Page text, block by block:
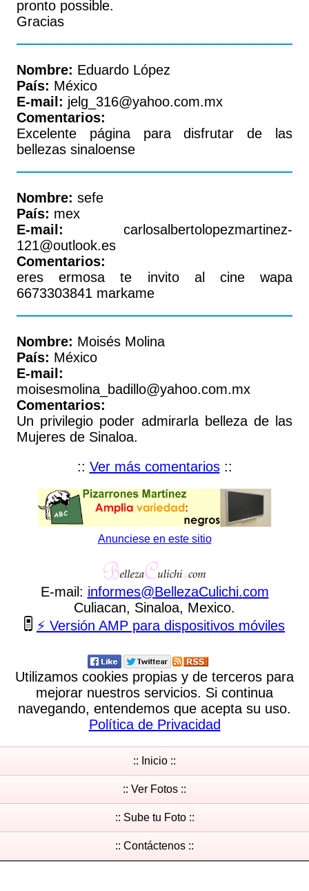
pronto possible.
Gracias
Nombre: Eduardo López
País: México
E-mail: jelg_316@yahoo.com.mx
Comentarios:
Excelente página para disfrutar de las
bellezas sinaloense
Nombre: sefe
País: mex
E-mail: carlosalbertolopezmartinez-
121@outlook.es
Comentarios:
eres ermosa te invito al cine wapa
6673303841 markame
Nombre: Moisés Molina
País: México
E-mail:
moisesmolina_badillo@yahoo.com.mx
Comentarios:
Un privilegio poder admirarla belleza de las
Mujeres de Sinaloa.
:: Ver más comentarios::
Anunciese en este sitio
E-mail: informes@BellezaCulichi.com
Culiacan, Sinaloa, Mexico.
⚡ Versión AMP para dispositivos móviles
Utilizamos cookies propias y de terceros para
mejorar nuestros servicios. Si continua
navegando, entendemos que acepta su uso.
Política de Privacidad
:: Inicio ::
:: Ver Fotos ::
:: Sube tu Foto ::
:: Contáctenos ::